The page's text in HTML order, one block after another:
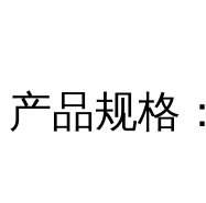
产品规格：